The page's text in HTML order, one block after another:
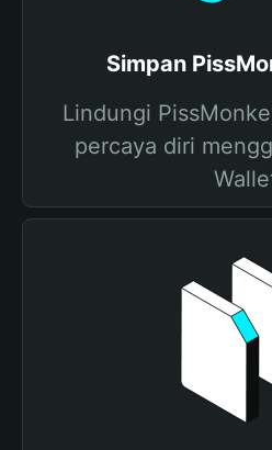
Simpan
Lindungi
percaya diri